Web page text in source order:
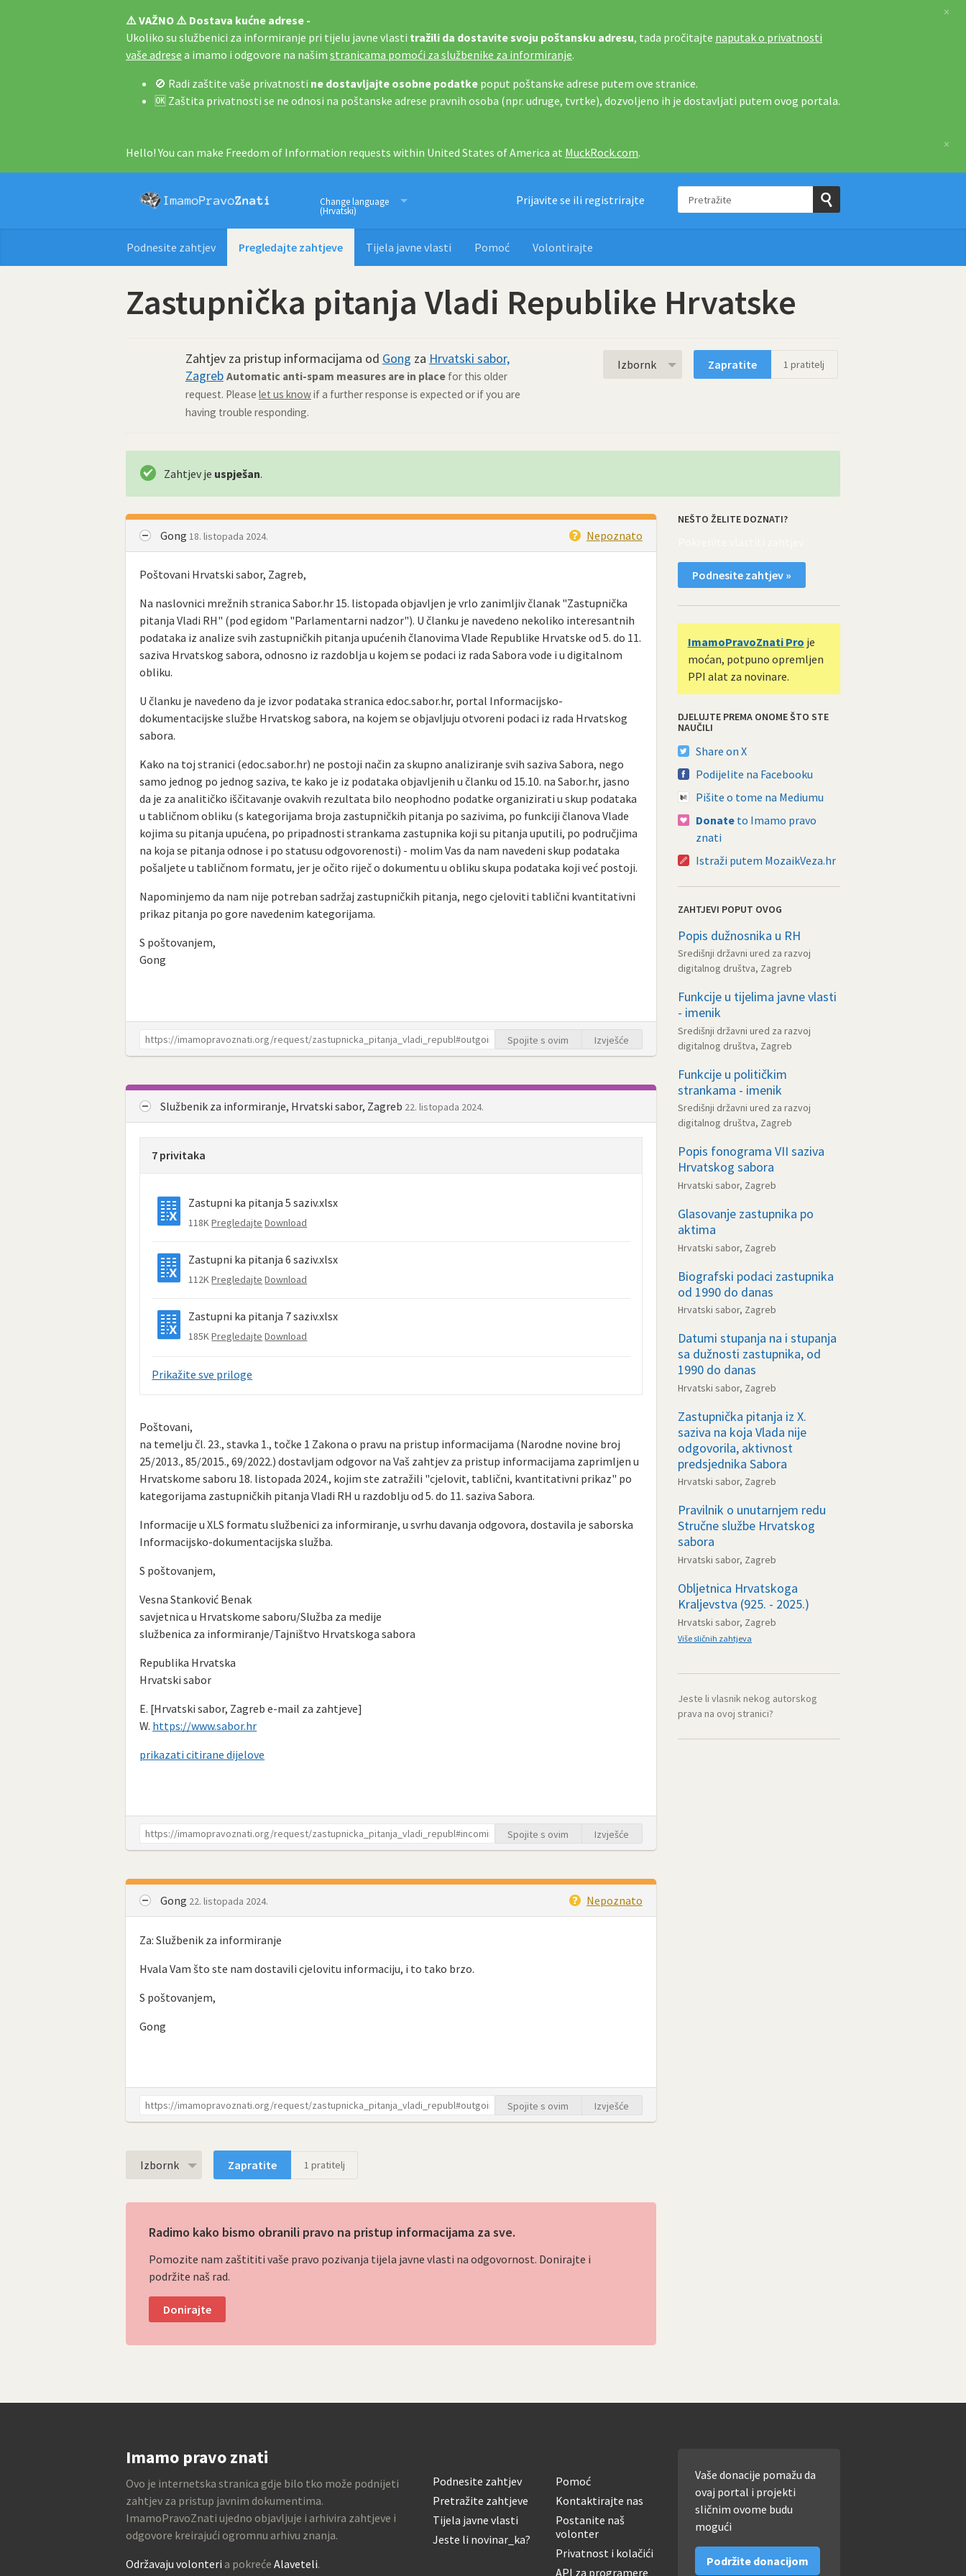
⚠️ VAŽNO ⚠️ Dostava kućne adrese -
Ukoliko su službenici za informiranje pri tijelu javne vlasti tražili da dostavite svoju poštansku adresu, tada pročitajte naputak o privatnosti
vaše adrese a imamo i odgovore na našim stranicama pomoći za službenike za informiranje.
🚫 Radi zaštite vaše privatnosti ne dostavljajte osobne podatke poput poštanske adrese putem ove stranice.
🆗 Zaštita privatnosti se ne odnosi na poštanske adrese pravnih osoba (npr. udruge, tvrtke), dozvoljeno ih je dostavljati putem ovog portala.
×
Hello! You can make Freedom of Information requests within United States of America at MuckRock.com.
×
Imamo pravo znati
Change language
(Hrvatski)
Prijavite se ili registrirajte Pretražite
Pošaljite
Podnesite zahtjev Pregledajte zahtjeve Tijela javne vlasti Pomoć Volontirajte
Zastupnička pitanja Vladi Republike Hrvatske
Zahtjev za pristup informacijama od Gong za Hrvatski sabor,
Zagreb Automatic anti-spam measures are in placefor this older
request. Please let us knowif a further response is expected or if you are
having trouble responding.
Izbornk Zapratite 1 pratitelj
Zahtjev je uspješan.
Gong 18. listopada 2024. Nepoznato
Poštovani Hrvatski sabor, Zagreb,
Na naslovnici mrežnih stranica Sabor.hr 15. listopada objavljen je vrlo zanimljiv članak "Zastupnička
pitanja Vladi RH" (pod egidom "Parlamentarni nadzor"). U članku je navedeno nekoliko interesantnih
podataka iz analize svih zastupničkih pitanja upućenih članovima Vlade Republike Hrvatske od 5. do 11.
saziva Hrvatskog sabora, odnosno iz razdoblja u kojem se podaci iz rada Sabora vode i u digitalnom
obliku.
U članku je navedeno da je izvor podataka stranica edoc.sabor.hr, portal Informacijsko-
dokumentacijske službe Hrvatskog sabora, na kojem se objavljuju otvoreni podaci iz rada Hrvatskog
sabora.
Kako na toj stranici (edoc.sabor.hr) ne postoji način za skupno analiziranje svih saziva Sabora, nego
samo jednog po jednog saziva, te kako je iz podataka objavljenih u članku od 15.10. na Sabor.hr, jasno
da je za analitičko iščitavanje ovakvih rezultata bilo neophodno podatke organizirati u skup podataka
u tabličnom obliku (s kategorijama broja zastupničkih pitanja po sazivima, po funkciji članova Vlade
kojima su pitanja upućena, po pripadnosti strankama zastupnika koji su pitanja uputili, po područjima
na koja se pitanja odnose i po statusu odgovorenosti) - molim Vas da nam navedeni skup podataka
pošaljete u tabličnom formatu, jer je očito riječ o dokumentu u obliku skupa podataka koji već postoji.
Napominjemo da nam nije potreban sadržaj zastupničkih pitanja, nego cjeloviti tablični kvantitativni
prikaz pitanja po gore navedenim kategorijama.
S poštovanjem,
Gong
Spojite s ovim Izvješće
Službenik za informiranje, Hrvatski sabor, Zagreb 22. listopada 2024.
7 privitaka
Zastupni ka pitanja 5 saziv.xlsx
118KPregledajte Download
Zastupni ka pitanja 6 saziv.xlsx
112KPregledajte Download
Zastupni ka pitanja 7 saziv.xlsx
185KPregledajte Download
Prikažite sve priloge
Poštovani,
na temelju čl. 23., stavka 1., točke 1 Zakona o pravu na pristup informacijama (Narodne novine broj
25/2013., 85/2015., 69/2022.) dostavljam odgovor na Vaš zahtjev za pristup informacijama zaprimljen u
Hrvatskome saboru 18. listopada 2024., kojim ste zatražili "cjelovit, tablični, kvantitativni prikaz" po
kategorijama zastupničkih pitanja Vladi RH u razdoblju od 5. do 11. saziva Sabora.
Informacije u XLS formatu službenici za informiranje, u svrhu davanja odgovora, dostavila je saborska
Informacijsko-dokumentacijska služba.
S poštovanjem,
Vesna Stanković Benak
savjetnica u Hrvatskome saboru/Služba za medije
službenica za informiranje/Tajništvo Hrvatskoga sabora
Republika Hrvatska
Hrvatski sabor
E. [Hrvatski sabor, Zagreb e-mail za zahtjeve]
W. https://www.sabor.hr
prikazati citirane dijelove
Spojite s ovim Izvješće
Gong 22. listopada 2024. Nepoznato
Za: Službenik za informiranje
Hvala Vam što ste nam dostavili cjelovitu informaciju, i to tako brzo.
S poštovanjem,
Gong
Spojite s ovim Izvješće
Izbornk Zapratite 1 pratitelj
Radimo kako bismo obranili pravo na pristup informacijama za sve.
Pomozite nam zaštititi vaše pravo pozivanja tijela javne vlasti na odgovornost. Donirajte i
podržite naš rad.
Donirajte
NEŠTO ŽELITE DOZNATI?
Podnesite zahtjev »
ImamoPravoZnati Pro je
moćan, potpuno opremljen
PPI alat za novinare.
DJELUJTE PREMA ONOME ŠTO STE
NAUČILI
Share on X
Podijelite na Facebooku
Pišite o tome na Mediumu
Donate to Imamo pravo
znati
Istraži putem MozaikVeza.hr
ZAHTJEVI POPUT OVOG
Popis dužnosnika u RH
Središnji državni ured za razvoj
digitalnog društva, Zagreb
Funkcije u tijelima javne vlasti
- imenik
Središnji državni ured za razvoj
digitalnog društva, Zagreb
Funkcije u političkim
strankama - imenik
Središnji državni ured za razvoj
digitalnog društva, Zagreb
Popis fonograma VII saziva
Hrvatskog sabora
Hrvatski sabor, Zagreb
Glasovanje zastupnika po
aktima
Hrvatski sabor, Zagreb
Biografski podaci zastupnika
od 1990 do danas
Hrvatski sabor, Zagreb
Datumi stupanja na i stupanja
sa dužnosti zastupnika, od
1990 do danas
Hrvatski sabor, Zagreb
Zastupnička pitanja iz X.
saziva na koja Vlada nije
odgovorila, aktivnost
predsjednika Sabora
Hrvatski sabor, Zagreb
Pravilnik o unutarnjem redu
Stručne službe Hrvatskog
sabora
Hrvatski sabor, Zagreb
Obljetnica Hrvatskoga
Kraljevstva (925. - 2025.)
Hrvatski sabor, Zagreb
Više sličnih zahtjeva
Jeste li vlasnik nekog autorskog
prava na ovoj stranici?
Imamo pravo znati
Ovo je internetska stranica gdje bilo tko može podnijeti
zahtjev za pristup javnim dokumentima.
ImamoPravoZnati ujedno objavljuje i arhivira zahtjeve i
odgovore kreirajući ogromnu arhivu znanja.
Održavaju volonteri a pokreće Alaveteli.
Podnesite zahtjev
Pretražite zahtjeve
Tijela javne vlasti
Jeste li novinar_ka?
Pomoć
Kontaktirajte nas
Postanite naš
volonter
Privatnost i kolačići
API za programere
Vaše donacije pomažu da
ovaj portal i projekti
sličnim ovome budu
mogući
Podržite donacijom